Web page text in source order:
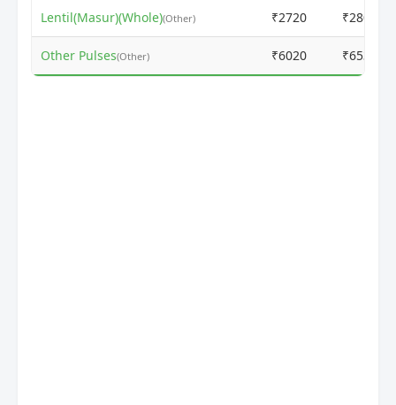
Lentil(Masur)(Whole)(Other) ₹2720 ₹2800
Other Pulses(Other) ₹6020 ₹6530